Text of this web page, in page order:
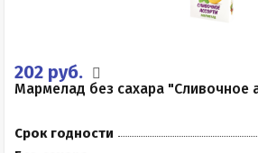
202 руб.
Мармелад без сахара "Сливочное
Срок годности